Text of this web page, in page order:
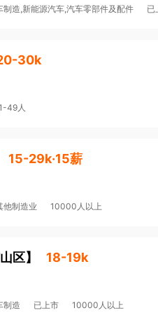
制造,新能源汽车,汽车零部件及配件 已
30k
49人
15-29k·15薪
他制造业 10000人以上
区】 18-19k
制造 已上市 10000人以上